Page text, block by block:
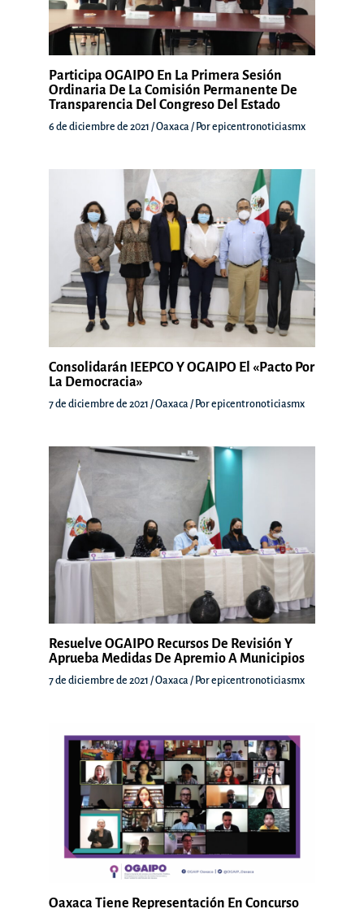
Participa OGAIPO En La Primera Sesión
Ordinaria De La Comisión Permanente De
Transparencia Del Congreso Del Estado
6 de diciembre de 2021 /Oaxaca / Porepicentronoticiasmx
Consolidarán IEEPCO Y OGAIPO El «Pacto Por
La Democracia»
7 de diciembre de 2021 /Oaxaca / Porepicentronoticiasmx
Resuelve OGAIPO Recursos De Revisión Y
Aprueba Medidas De Apremio A Municipios
7 de diciembre de 2021 /Oaxaca / Porepicentronoticiasmx
Oaxaca Tiene Representación En Concurso